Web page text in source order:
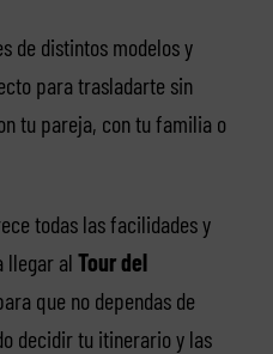
de distintos modelos y
para trasladarte sin
tu pareja, con tu familia o
todas las facilidades y
llegar al Tour del
que no dependas de
decidir tu itinerario y las